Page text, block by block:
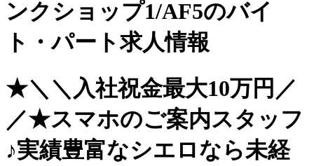
ンクショップ1/AF5のバイ
ト・パート求人情報
★＼＼入社祝金最大10万円／
／★スマホのご案内スタッフ
♪実績豊富なシエロなら未経